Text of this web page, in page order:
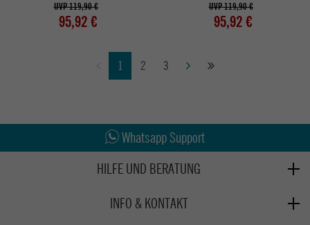
UVP 119,90 €
95,92 €
UVP 119,90 €
95,92 €
1 2 3
Whatsapp Support
HILFE UND BERATUNG
INFO & KONTAKT